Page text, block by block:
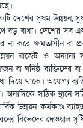
দেশের সুষম উন্নয়ন,
বড় বাধা। দেশের সব
করে ক্ষমতাসীন বা
বাজেট ও অন্যান্য
বা ঘনিষ্ঠ ব্যক্তিদের
দিয়ে থাকে। অযোগ্য
অন্যদিকে সঠিক স্থানে
উন্নয়ন কর্মকাণ্ড
বিভেদের দেওয়াল